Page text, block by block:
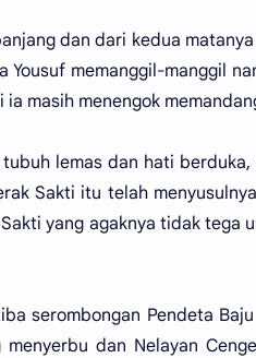
dan dari kedua
memanggil-manggil
masih menengok
lemas dan hati
Sakti itu telah
yang agaknya tidak tega
serombongan Pendeta
dan Nelayan